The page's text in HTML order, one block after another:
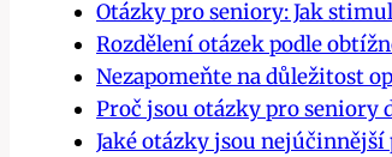
Otázky pro seniory: Jak
Rozdělení otázek podle
Nezapomeňte na důležitost
Proč jsou otázky pro seniory
Jaké otázky jsou